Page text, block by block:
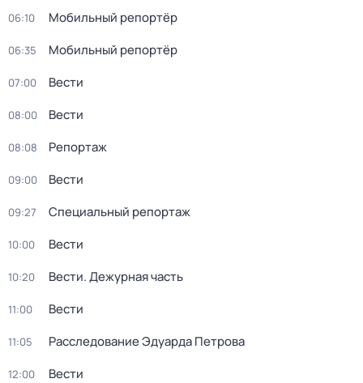
06:10 Мобильный репортёр
06:35 Мобильный репортёр
07:00 Вести
08:00 Вести
08:08 Репортаж
09:00 Вести
09:27 Специальный репортаж
10:00 Вести
10:20 Вести. Дежурная часть
11:00 Вести
11:05 Расследование Эдуарда Петрова
12:00 Вести